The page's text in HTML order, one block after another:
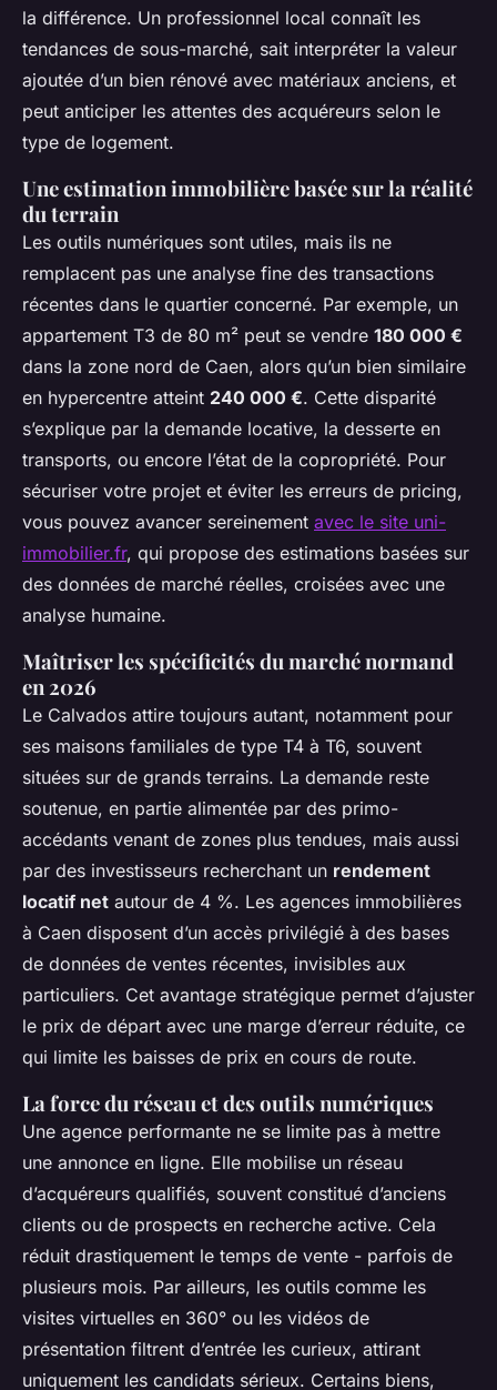
la différence. Un professionnel local connaît les
tendances de sous-marché, sait interpréter la valeur
ajoutée d’un bien rénové avec matériaux anciens, et
peut anticiper les attentes des acquéreurs selon le
type de logement.
Une estimation immobilière basée sur la réalité
du terrain
Les outils numériques sont utiles, mais ils ne
remplacent pas une analyse fine des transactions
récentes dans le quartier concerné. Par exemple, un
appartement T3 de 80 m² peut se vendre 180 000 €
dans la zone nord de Caen, alors qu’un bien similaire
en hypercentre atteint 240 000 €. Cette disparité
s’explique par la demande locative, la desserte en
transports, ou encore l’état de la copropriété. Pour
sécuriser votre projet et éviter les erreurs de pricing,
vous pouvez avancer sereinement avec le site uni-
immobilier.fr, qui propose des estimations basées sur
des données de marché réelles, croisées avec une
analyse humaine.
Maîtriser les spécificités du marché normand
en 2026
Le Calvados attire toujours autant, notamment pour
ses maisons familiales de type T4 à T6, souvent
situées sur de grands terrains. La demande reste
soutenue, en partie alimentée par des primo-
accédants venant de zones plus tendues, mais aussi
par des investisseurs recherchant un rendement
locatif net autour de 4 %. Les agences immobilières
à Caen disposent d’un accès privilégié à des bases
de données de ventes récentes, invisibles aux
particuliers. Cet avantage stratégique permet d’ajuster
le prix de départ avec une marge d’erreur réduite, ce
qui limite les baisses de prix en cours de route.
La force du réseau et des outils numériques
Une agence performante ne se limite pas à mettre
une annonce en ligne. Elle mobilise un réseau
d’acquéreurs qualifiés, souvent constitué d’anciens
clients ou de prospects en recherche active. Cela
réduit drastiquement le temps de vente - parfois de
plusieurs mois. Par ailleurs, les outils comme les
visites virtuelles en 360° ou les vidéos de
présentation filtrent d’entrée les curieux, attirant
uniquement les candidats sérieux. Certains biens,